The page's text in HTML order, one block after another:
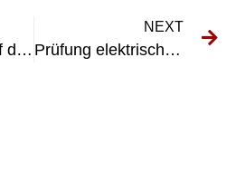
Vorbereitung auf die DGUV 4-Prüfung: Tipps und Strategien
NEXT
Prüfung elektrischer Geräte: Warum sie wichtig ist für die Sicherheit am Arbeitsplatz